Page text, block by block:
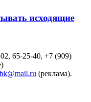
исходящие
65-25-40, +7 (909)
(реклама).